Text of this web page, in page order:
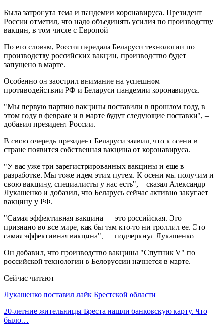
Была затронута тема и пандемии коронавируса. Президент
России отметил, что надо объединять усилия по производству
вакцин, в том числе с Европой.
По его словам, Россия передала Беларуси технологии по
производству российских вакцин, производство будет
запущено в марте.
Особенно он заострил внимание на успешном
противодействии РФ и Беларуси пандемии коронавируса.
"Мы первую партию вакцины поставили в прошлом году, в
этом году в феврале и в марте будут следующие поставки", –
добавил президент России.
В свою очередь президент Беларуси заявил, что к осени в
стране появится собственная вакцина от коронавируса.
"У вас уже три зарегистрированных вакцины и еще в
разработке. Мы тоже идем этим путем. К осени мы получим и
свою вакцину, специалисты у нас есть", – сказал Александр
Лукашенко и добавил, что Беларусь сейчас активно закупает
вакцину у РФ.
"Самая эффективная вакцина — это российская. Это
признано во все мире, как бы там кто-то ни троллил ее. Это
самая эффективная вакцина", — подчеркнул Лукашенко.
Он добавил, что производство вакцины "Спутник V" по
российской технологии в Белоруссии начнется в марте.
Сейчас читают
Лукашенко поставил лайк Брестской области
20-летние жительницы Бреста нашли банковскую карту. Что
было…